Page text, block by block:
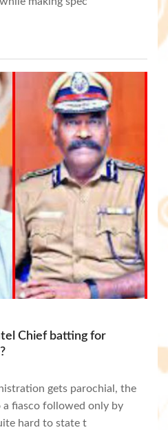
Chief batting for
gets parochial, the
fiasco followed only by
hard to state t